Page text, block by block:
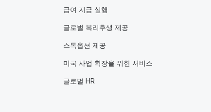
급여 지급 실행
글로벌 복리후생 제공
스톡옵션 제공
미국 사업 확장을 위한 서비스
글로벌 HR